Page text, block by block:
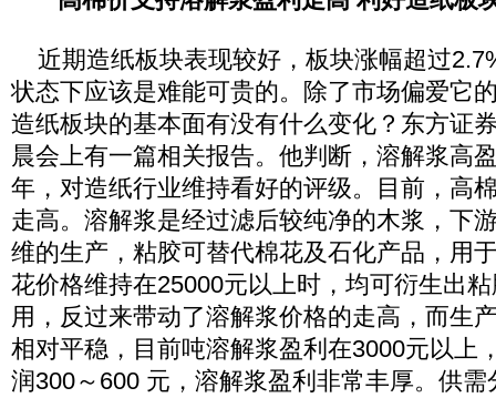
近期造纸板块表现较好，板块涨幅超过
状态下应该是难能可贵的。除了市场偏爱它
造纸板块的基本面有没有什么变化？东方证
晨会上有一篇相关报告。他判断，溶解浆高
年，对造纸行业维持看好的评级。目前，高
走高。溶解浆是经过滤后较纯净的木浆，下
维的生产，粘胶可替代棉花及石化产品，用
花价格维持在25000元以上时，均可衍生出
用，反过来带动了溶解浆价格的走高，而生
相对平稳，目前吨溶解浆盈利在3000元以上
润300～600 元，溶解浆盈利非常丰厚。供